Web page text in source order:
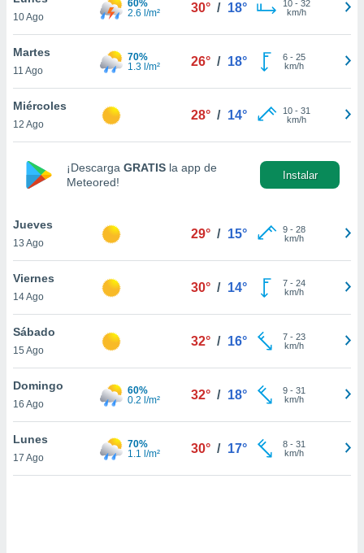
cookies
aceptar
En
sean
el sitio
se
ni para
o
aunque
10 Ago
60%
2.6 l/m²
30° / 18° 10- 32
km/h
Martes
11 Ago
70%
1.3 l/m²
26° / 18° 6- 25
km/h
Miércoles
12 Ago
28° / 14° 10- 31
km/h
¡Descarga GRATIS la app de
Meteored!
Instalar
Jueves
13 Ago
29° / 15° 9- 28
km/h
Viernes
14 Ago
30° / 14° 7- 24
km/h
Sábado
15 Ago
32° / 16° 7- 23
km/h
Domingo
16 Ago
60%
0.2 l/m²
32° / 18° 9- 31
km/h
Lunes
17 Ago
70%
1.1 l/m²
30° / 17° 8- 31
km/h